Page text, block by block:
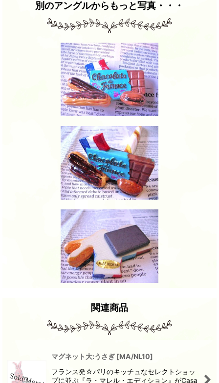
別のアングルからもっと写真・・・
関連商品
マグネット大:うさぎ [MA/NL10]
フランス発☆パリのキッチュなセレクトショッ
プに並ぶ『ラ・マレル・エディション』がCasa